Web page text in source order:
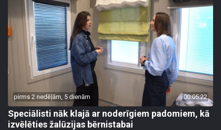
pirms 2 nedēļām, 5 dienām 00:05:22
Speciālisti nāk klajā ar noderīgiem padomiem, kā
izvēlēties žalūzijas bērnistabai